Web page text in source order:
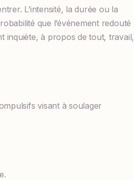
L’intensité, la durée ou la
que l’événement redouté
inquiète, à propos de tout, travail,
visant à soulager